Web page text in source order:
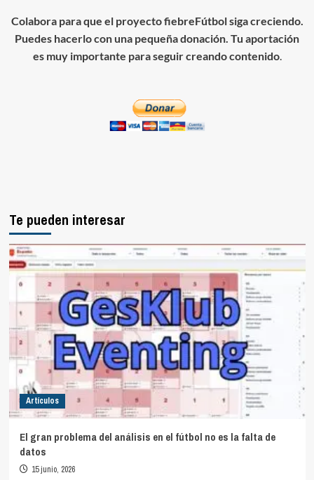
Colabora para que el proyecto fiebreFútbol siga creciendo.
Puedes hacerlo con una pequeña donación. Tu aportación
es muy importante para seguir creando contenido.
Te pueden interesar
Artículos
El gran problema del análisis en el fútbol no es la falta de
datos
15 junio, 2026